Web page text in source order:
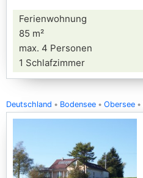
Ferienwohnung
85 m²
max. 4 Personen
1 Schlafzimmer
Deutschland Bodensee Obersee